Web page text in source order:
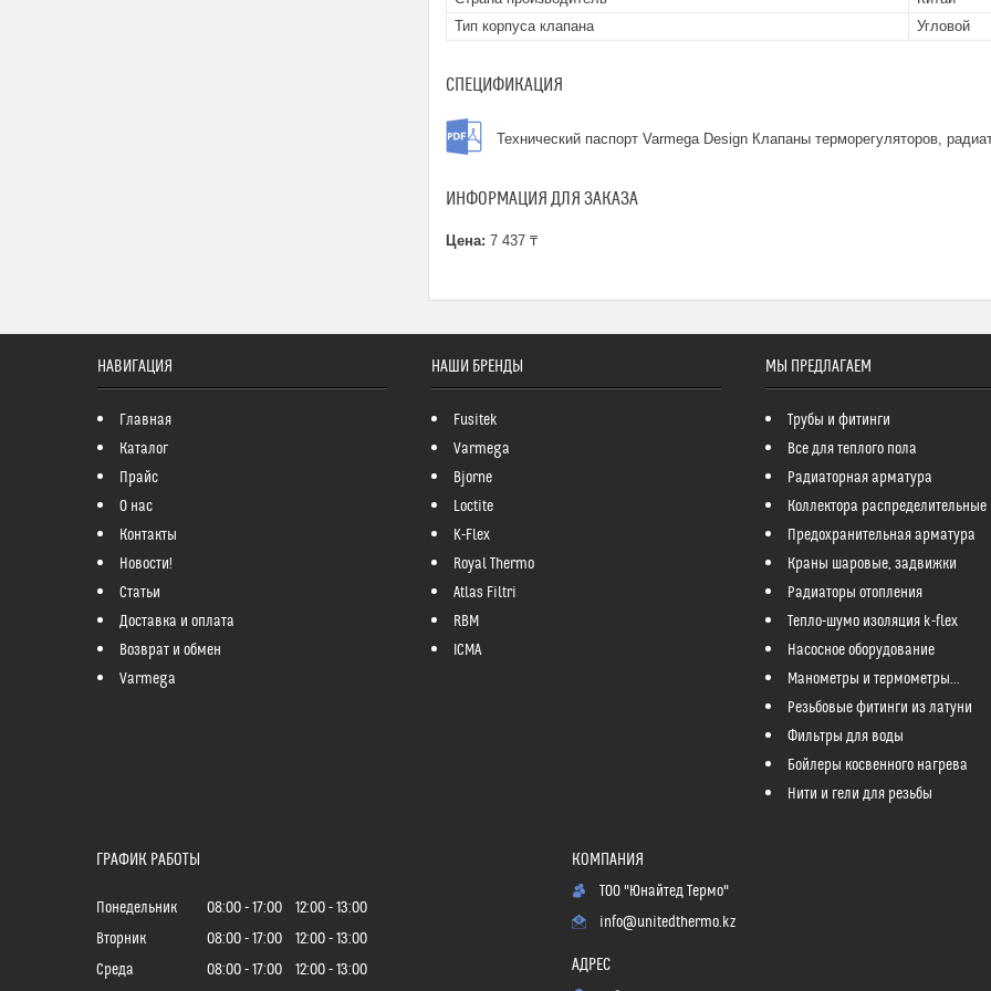
Тип корпуса клапана
Угловой
СПЕЦИФИКАЦИЯ
Технический паспорт Varmega Design Клапаны терморегуляторов,
ИНФОРМАЦИЯ ДЛЯ ЗАКАЗА
Цена: 7 437 ₸
НАВИГАЦИЯ
Главная
Каталог
Прайс
О нас
Контакты
Новости!
Статьи
Доставка и оплата
Возврат и обмен
Varmega
НАШИ БРЕНДЫ
Fusitek
Varmega
Bjorne
Loctite
K-Flex
Royal Thermo
Atlas Filtri
RBM
ICMA
МЫ ПРЕДЛАГАЕМ
Трубы и фитинги
Все для теплого пола
Радиаторная арматура
Коллектора распределительные
Предохранительная арматура
Краны шаровые, задвижки
Радиаторы отопления
Тепло-шумо изоляция k-flex
Насосное оборудование
Манометры и термометры...
Резьбовые фитинги из латуни
Фильтры для воды
Бойлеры косвенного нагрева
Нити и гели для резьбы
ГРАФИК РАБОТЫ
Понедельник 08:00 17:00 12:00
13:00
Вторник
08:00 17:00 12:00
13:00
Среда
08:00 17:00 12:00 13:00
ТОО "Юнайтед Термо"
info@unitedthermo.kz